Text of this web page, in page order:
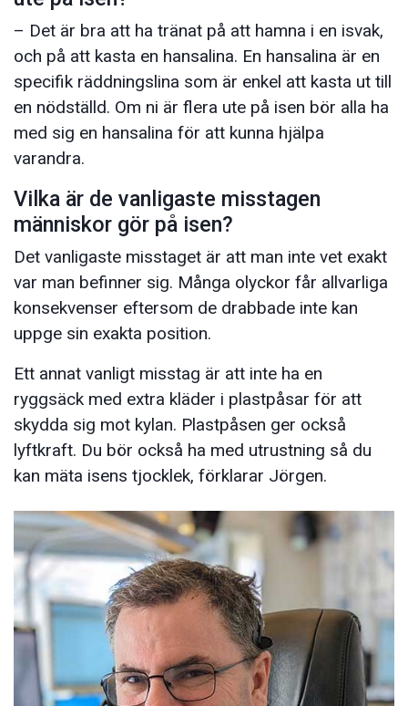
– Det är bra att ha tränat på att hamna i en isvak,
och på att kasta en hansalina. En hansalina är en
specifik räddningslina som är enkel att kasta ut till
en nödställd. Om ni är flera ute på isen bör alla ha
med sig en hansalina för att kunna hjälpa
varandra.
Vilka är de vanligaste misstagen
människor gör på isen?
Det vanligaste misstaget är att man inte vet exakt
var man befinner sig. Många olyckor får allvarliga
konsekvenser eftersom de drabbade inte kan
uppge sin exakta position.
Ett annat vanligt misstag är att inte ha en
ryggsäck med extra kläder i plastpåsar för att
skydda sig mot kylan. Plastpåsen ger också
lyftkraft. Du bör också ha med utrustning så du
kan mäta isens tjocklek, förklarar Jörgen.